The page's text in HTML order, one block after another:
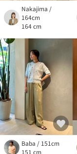
Nakajima /
164cm
164 cm
Baba / 151cm
151 cm